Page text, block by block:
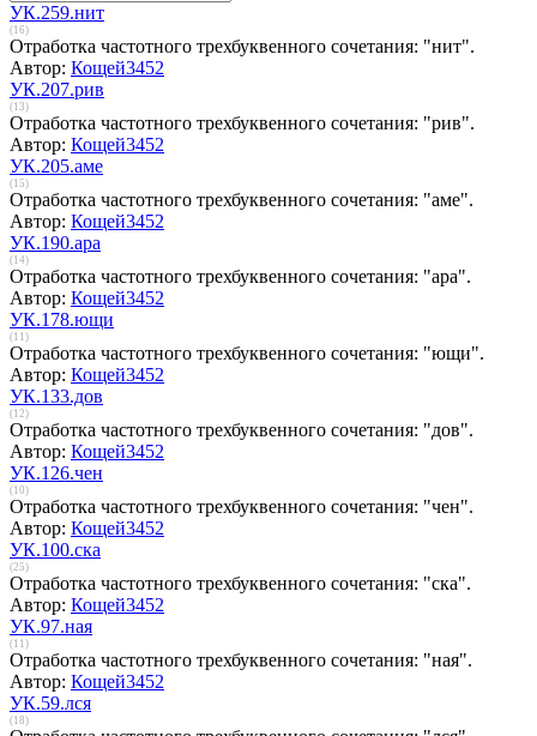
УК.259.нит
(16)
Отработка частотного трехбуквенного сочетания: "нит".
Автор: Кощей3452
УК.207.рив
(13)
Отработка частотного трехбуквенного сочетания: "рив".
Автор: Кощей3452
УК.205.аме
(15)
Отработка частотного трехбуквенного сочетания: "аме".
Автор: Кощей3452
УК.190.ара
(14)
Отработка частотного трехбуквенного сочетания: "ара".
Автор: Кощей3452
УК.178.ющи
(11)
Отработка частотного трехбуквенного сочетания: "ющи".
Автор: Кощей3452
УК.133.дов
(12)
Отработка частотного трехбуквенного сочетания: "дов".
Автор: Кощей3452
УК.126.чен
(10)
Отработка частотного трехбуквенного сочетания: "чен".
Автор: Кощей3452
УК.100.ска
(25)
Отработка частотного трехбуквенного сочетания: "ска".
Автор: Кощей3452
УК.97.ная
(11)
Отработка частотного трехбуквенного сочетания: "ная".
Автор: Кощей3452
УК.59.лся
(18)